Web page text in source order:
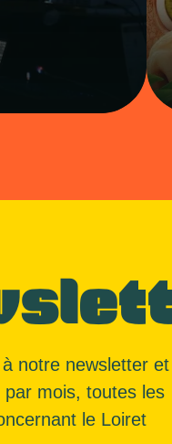
notre newsletter et
mois, toutes les
le Loiret